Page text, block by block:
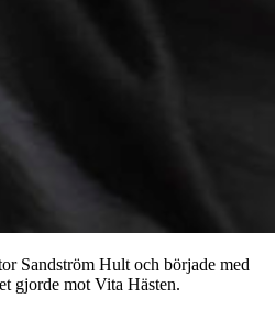
Sandström Hult och började med
gjorde mot Vita Hästen.